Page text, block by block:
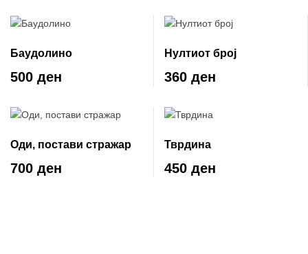
Баудолино
500 ден
Нултиот број
360 ден
Оди, постави стражар
700 ден
Тврдина
450 ден